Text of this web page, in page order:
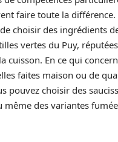
faire toute la
choisir des ingrédients
vertes du Puy,
cuisson. En ce qui
faites maison ou de
pouvez choisir des
même des variantes